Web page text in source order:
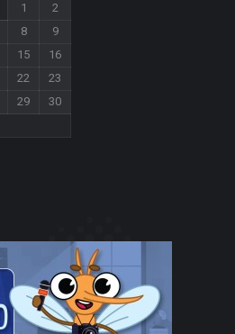
1
2
8
9
15
16
22
23
29
30